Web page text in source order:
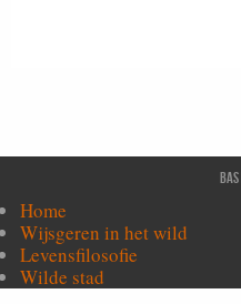
Home
Wijsgeren in het wild
Levensfilosofie
Wilde stad